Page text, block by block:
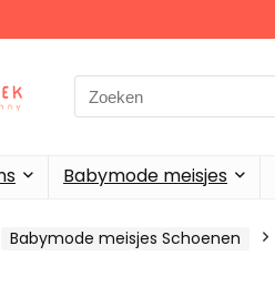
Search
for:
Babymode meisjes
Babymode meisjes Schoenen